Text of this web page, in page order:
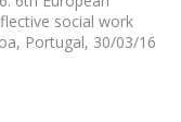
social work
Portugal, 30/03/16